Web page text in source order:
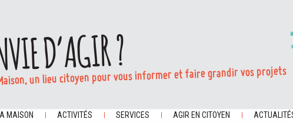
D’AGIR ?
un lieu citoyen pour vous informer et faire grandir vos projets
LA MAISON ACTIVITÉS SERVICES AGIR EN CITOYEN